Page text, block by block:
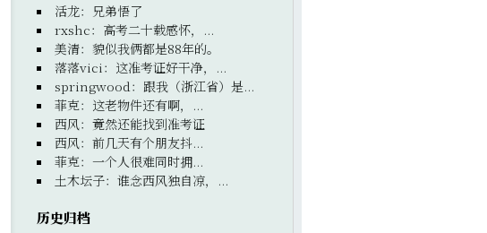
活龙： 兄弟悟了
rxshc： 高考二十载感怀，...
美清： 貌似我俩都是88年的。
落落vici ： 这准考证好干净，...
springwood ： 跟我（浙江省）是...
菲克： 这老物件还有啊，...
西风： 竟然还能找到准考证
西风： 前几天有个朋友抖...
菲克： 一个人很难同时拥...
土木坛子： 谁念西风独自凉，...
历史归档